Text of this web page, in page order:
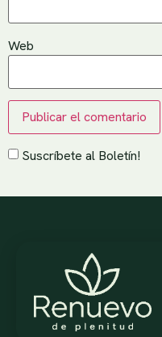
Web
Suscríbete al Boletín!